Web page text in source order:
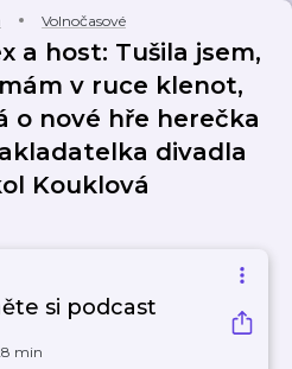
Volnočasové
a host: Tušila jsem,
v ruce klenot,
o nové hře herečka
divadla
Kouklová
si podcast
min